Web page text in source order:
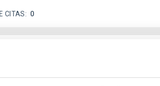
CITAS 0
Baseline of (15094)